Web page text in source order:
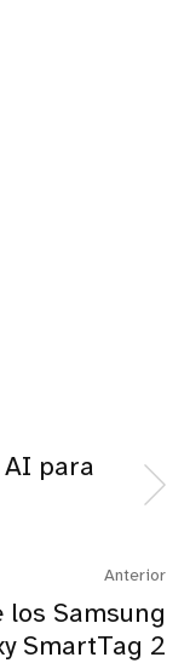
para
Anterior
Samsung
SmartTag 2